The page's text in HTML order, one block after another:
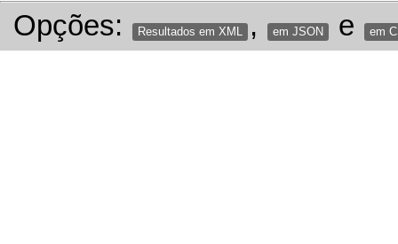
Opções: Resultados em XML , em JSON e em